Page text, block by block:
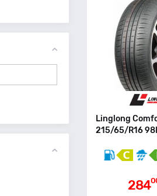
Linglong
215/65/R16
284